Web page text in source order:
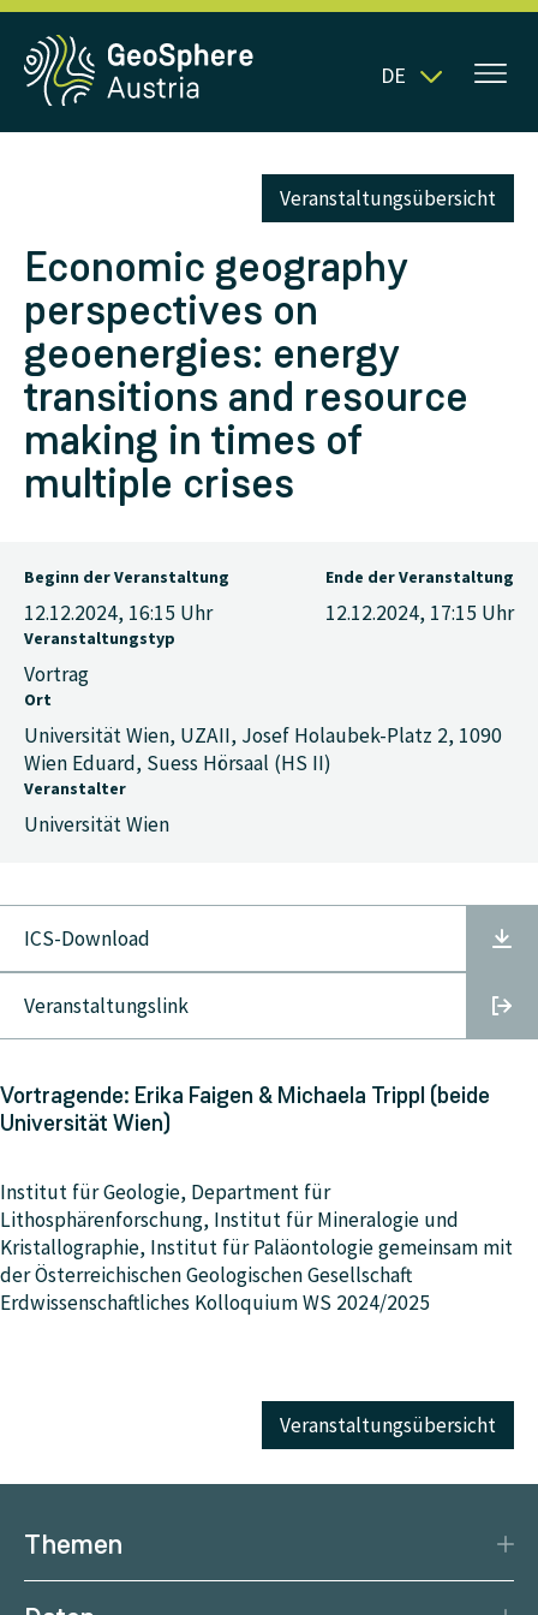
DE
Veranstaltungsübersicht
Economic geography
perspectives on
geoenergies: energy
transitions and resource
making in times of
multiple crises
Beginn der Veranstaltung
12.12.2024, 16:15 Uhr
Ende der Veranstaltung
12.12.2024, 17:15 Uhr
Veranstaltungstyp
Vortrag
Ort
Universität Wien, UZAII, Josef Holaubek-Platz 2, 1090
Wien Eduard, Suess Hörsaal (HS II)
Veranstalter
Universität Wien
ICS-Download
Veranstaltungslink
Vortragende: Erika Faigen & Michaela Trippl (beide
Universität Wien)
Institut für Geologie, Department für
Lithosphärenforschung, Institut für Mineralogie und
Kristallographie, Institut für Paläontologie gemeinsam mit
der Österreichischen Geologischen Gesellschaft
Erdwissenschaftliches Kolloquium WS 2024/2025
Veranstaltungsübersicht
Themen